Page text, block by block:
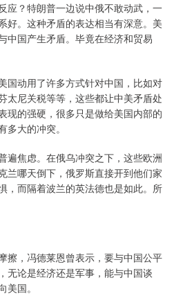
应？特朗普一边说中俄不敢动武，一
好。这种矛盾的表达相当有深意。美
中国产生矛盾。毕竟在经济和贸易
国动用了许多方式针对中国，比如对
太尼关税等等，这些都让中美矛盾处
现的强硬，很多只是做给美国内部的
大的冲突。
遍焦虑。在俄乌冲突之下，这些欧洲
兰哪天倒下，俄罗斯直接开到他们家
，而隔着波兰的英法德也是如此。所
擦，冯德莱恩曾表示，要与中国公平
无论是经济还是军事，能与中国谈
国。